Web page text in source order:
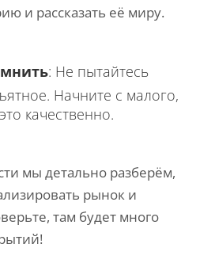
и рассказать её миру.
: Не пытайтесь
Начните с малого,
качественно.
мы детально разберём,
рынок и
там будет много